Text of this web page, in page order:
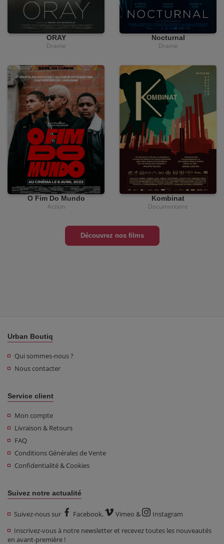
ORAY
Drame
Nocturnal
Drame
12,00€
• 3,90€
O Fim Do Mundo
Action
• 12,00
• 3,90€
Kombinat
Documentaire
Découvrez nos films
Urban Boutiq
Qui sommes-nous ?
Nous contacter
Service client
Mon compte
Livraison & Retours
FAQ
Conditions Générales de Vente
Confidentialité & Cookies
Suivez notre actualité
Suivez-nous sur Facebook, Vimeo &
Instagram
Inscrivez-vous à notre newsletter et recevez toutes les nouveautés
en avant-première !